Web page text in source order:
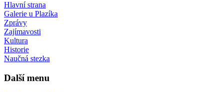
Hlavní strana
Galerie u Plazíka
Zprávy
Zajímavosti
Kultura
Historie
Naučná stezka
Další menu